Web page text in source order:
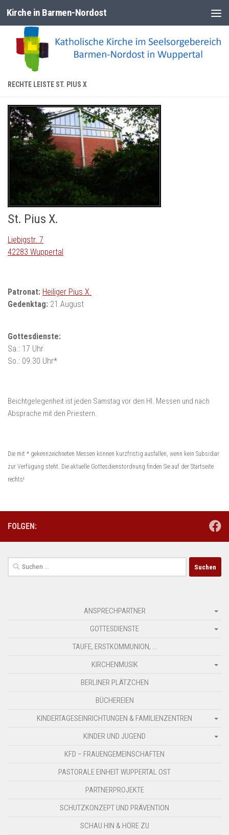
Zum Inhalt springen
Kirche in Barmen-Nordost
RECHTE LEISTE ST. PIUS X
St. Pius X.
Liebigstr. 7
42283 Wuppertal
Patronat: Heiliger Pius X.
Gedenktag: 21.August
Gottesdienste:
Sa.: 17 Uhr
So.: 09.30 Uhr*
Beichtgelegenheit ist jeden Samstag vor den Hl. Messen und nach
Absprache mit den Priestern.
Die mit * gekennzeichneten Messen können kurzfristig ausfallen, wenn kein Subsidiar
zur Verfügung steht. Die aktuelle Gottesdienstordnung finden Sie auf der Startseite
rechts!
FOLGEN:
Suchen
nach:
ANSPRECHPARTNER
GOTTESDIENSTE
TAUFE, ERSTKOMMUNION, …
KIRCHENMUSIK
BERLINER PLÄTZCHEN
BÜCHEREIEN
KINDERTAGESEINRICHTUNGEN & FAMILIENZENTREN
KINDER UND JUGEND
KFD – FRAUENGEMEINSCHAFTEN
PASTORALE EINHEIT WUPPERTAL OST
PARTNERPROJEKTE
SCHUTZKONZEPT UND PRÄVENTION
SCHAU HIN & HÖRE ZU